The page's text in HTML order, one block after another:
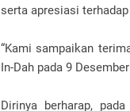
serta apresiasi
“Kami sampaikan
In-Dah pada 9
Dirinya berharap,